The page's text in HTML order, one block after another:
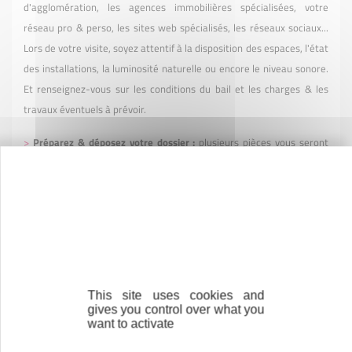
d'agglomération, les agences immobilières spécialisées, votre
réseau pro & perso, les sites web spécialisés, les réseaux sociaux...
Lors de votre visite, soyez attentif à la disposition des espaces, l'état
des installations, la luminosité naturelle ou encore le niveau sonore.
Et renseignez-vous sur les conditions du bail et les charges & les
travaux éventuels à prévoir.
> Préparez & déposez votre dossier : plusieurs pièces vous seront
les risques suivants : dégâts des eaux, incendies, actes de vol et de
vandalisme, bris de glace, dommages électriques et catastrophes
This site uses cookies and
gives you control over what you
want to activate